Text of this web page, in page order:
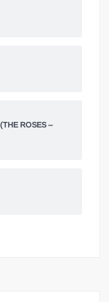
ROSES –